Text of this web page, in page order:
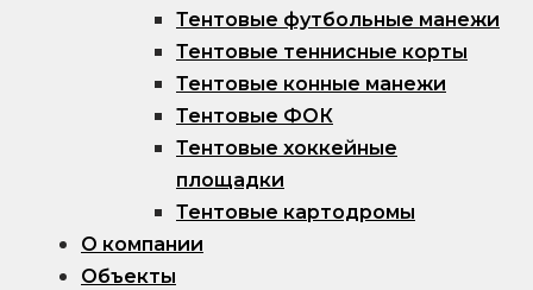
Тентовые футбольные манежи
Тентовые теннисные корты
Тентовые конные манежи
Тентовые ФОК
Тентовые хоккейные
площадки
Тентовые картодромы
О компании
Объекты